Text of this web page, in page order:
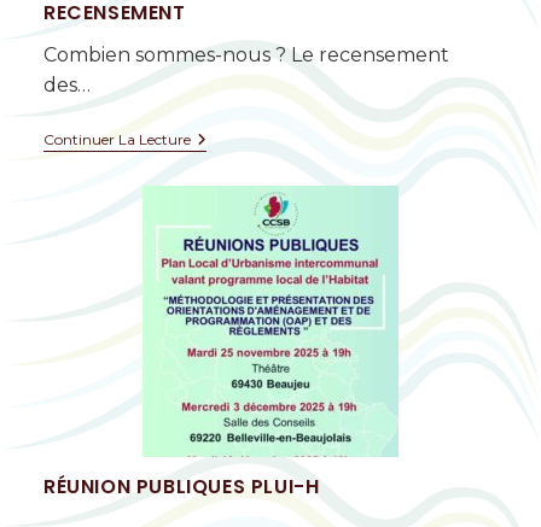
RECENSEMENT
Combien sommes-nous ? Le recensement
des…
Continuer La Lecture
RÉUNION PUBLIQUES PLUI-H